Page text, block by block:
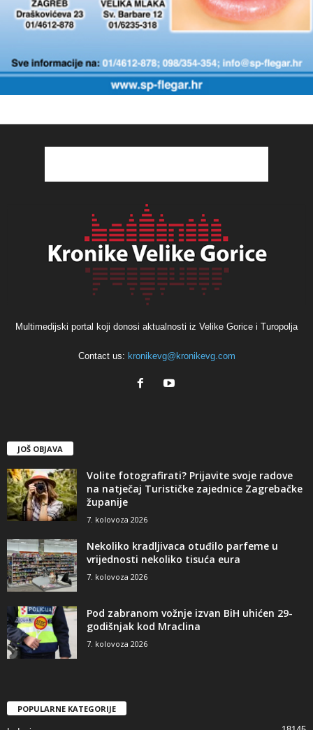
Multimedijski portal koji donosi aktualnosti iz Velike Gorice i Turopolja
Contact us: kronikevg@kronikevg.com
JOŠ OBJAVA
Volite fotografirati? Prijavite svoje radove
na natječaj Turističke zajednice Zagrebačke
županije
7. kolovoza 2026
Nekoliko kradljivaca otuđilo parfeme u
vrijednosti nekoliko tisuća eura
7. kolovoza 2026
Pod zabranom vožnje izvan BiH uhićen 29-
godišnjak kod Mraclina
7. kolovoza 2026
POPULARNE KATEGORIJE